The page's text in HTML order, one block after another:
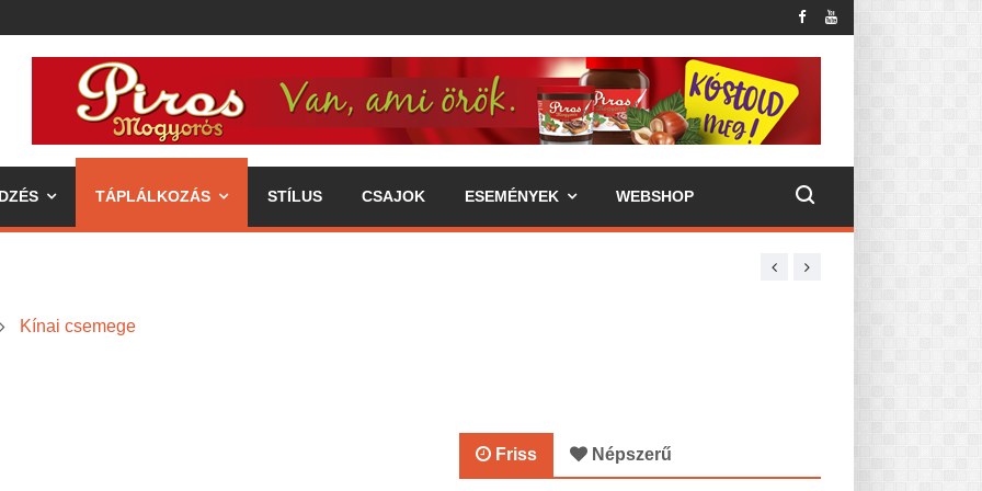
TÁPLÁLKOZÁS STÍLUS CSAJOK ESEMÉNYEK WEBSHOP
Kínai csemege
Friss Népszerű